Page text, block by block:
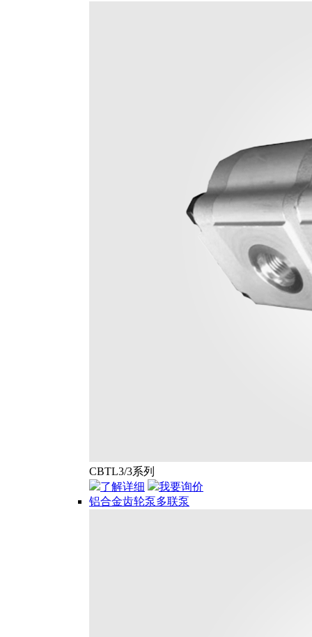
CBTL3/3系列
了解详细
我要询价
铝合金齿轮泵多联泵